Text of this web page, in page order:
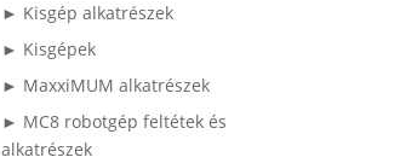
► Kisgép alkatrészek
► Kisgépek
► MaxxiMUM alkatrészek
► MC8 robotgép feltétek és
alkatrészek